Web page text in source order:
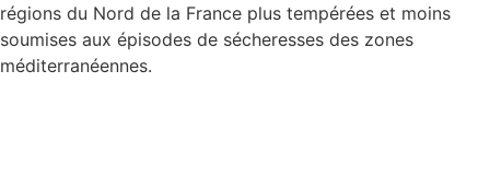
régions du Nord de la France plus tempérées et moins
soumises aux épisodes de sécheresses des zones
méditerranéennes.